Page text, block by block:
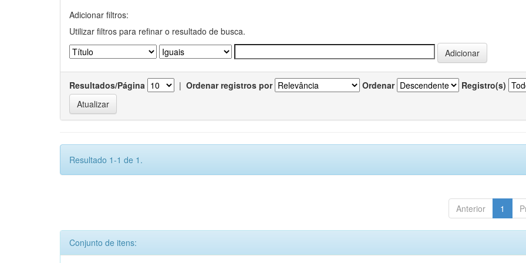
Adicionar filtros:
Utilizar filtros para refinar o resultado de busca.
Resultados/Página | Ordenar registros por Ordenar Registro(s)
Resultado 1-1 de 1.
Anterior 1
Conjunto de itens: